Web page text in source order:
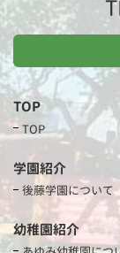
TOP
TOP
学園紹介
後藤学園について
幼稚園紹介